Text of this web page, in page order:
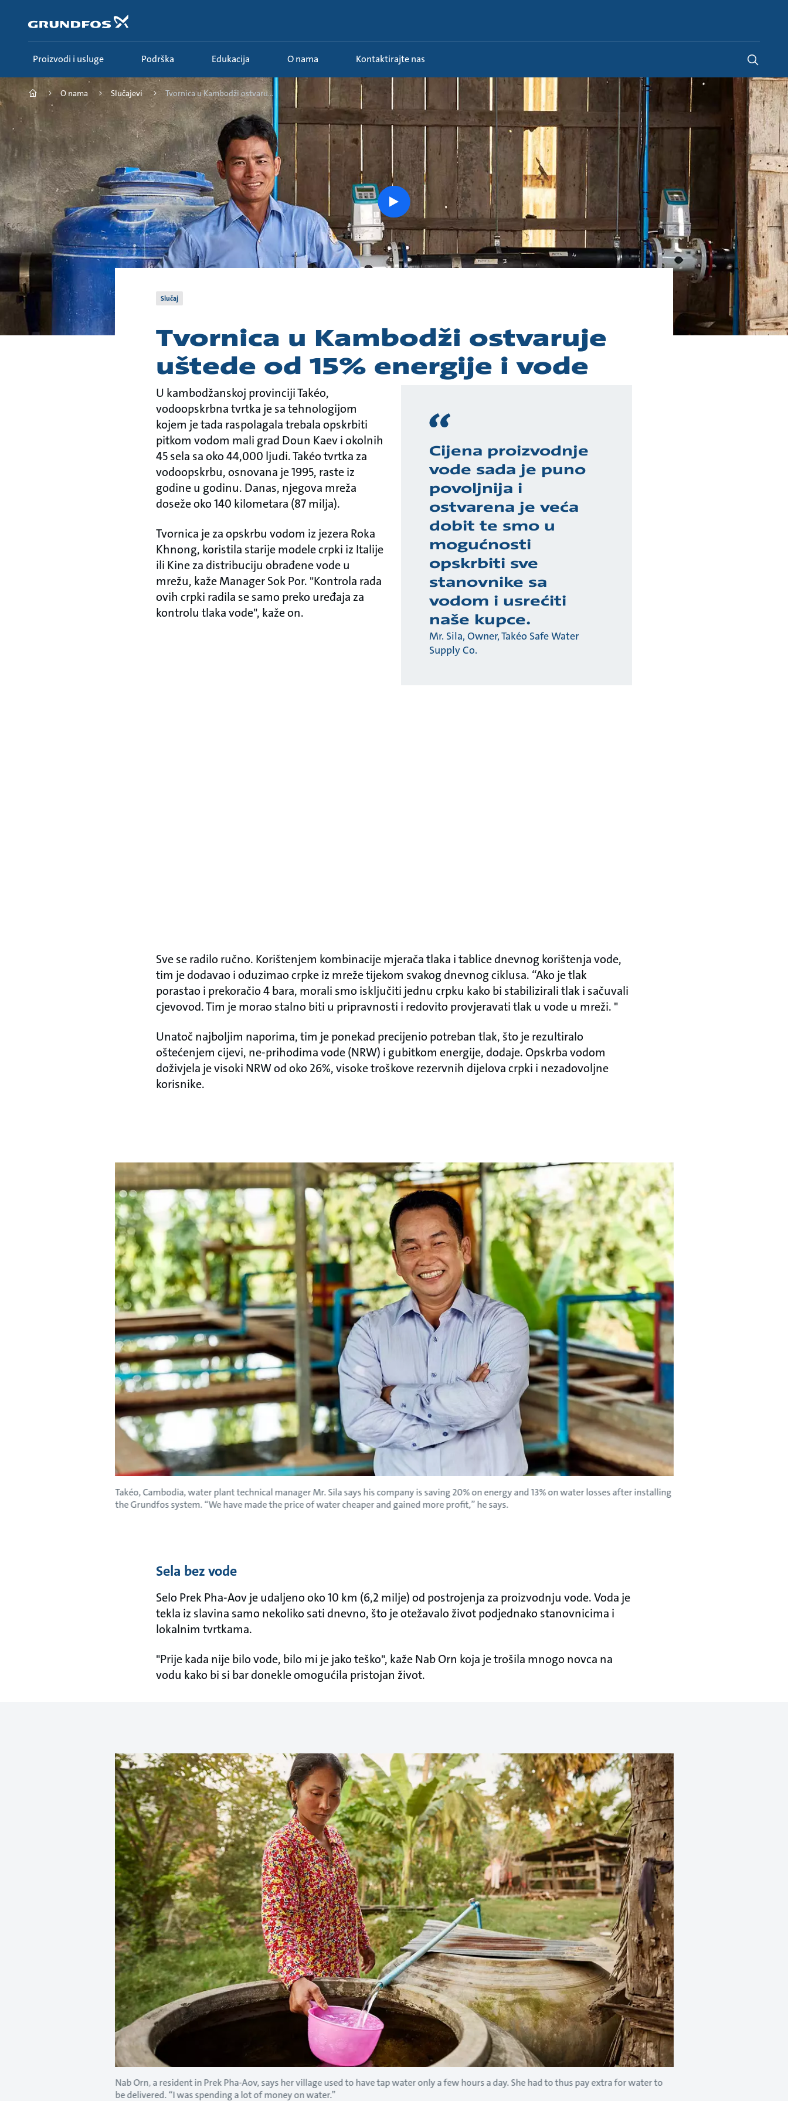
stranicu
Proizvodi i usluge Podrška Edukacija O nama Kontaktirajte nas
O nama Slučajevi Tvornica u Kambodži ostvaru...
Pogledajte
priču
Slučaj
Tvornica u Kambodži ostvaruje
uštede od 15% energije i vode
Cijena proizvodnje
vode sada je puno
povoljnija i
ostvarena je veća
dobit te smo u
mogućnosti
opskrbiti sve
stanovnike sa
vodom i usrećiti
naše kupce.
Mr. Sila, Owner, Takéo Safe Water
Supply Co.
U kambodžanskoj provinciji Takéo,
vodoopskrbna tvrtka je sa tehnologijom
kojem je tada raspolagala trebala opskrbiti
pitkom vodom mali grad Doun Kaev i okolnih
45 sela sa oko 44,000 ljudi. Takéo tvrtka za
vodoopskrbu, osnovana je 1995, raste iz
godine u godinu. Danas, njegova mreža
doseže oko 140 kilometara (87 milja).
Tvornica je za opskrbu vodom iz jezera Roka
Khnong, koristila starije modele crpki iz Italije
ili Kine za distribuciju obrađene vode u
mrežu, kaže Manager Sok Por. "Kontrola rada
ovih crpki radila se samo preko uređaja za
kontrolu tlaka vode", kaže on.
Sve se radilo ručno. Korištenjem kombinacije mjerača tlaka i tablice dnevnog korištenja vode,
tim je dodavao i oduzimao crpke iz mreže tijekom svakog dnevnog ciklusa. “Ako je tlak
porastao i prekoračio 4 bara, morali smo isključiti jednu crpku kako bi stabilizirali tlak i sačuvali
cjevovod. Tim je morao stalno biti u pripravnosti i redovito provjeravati tlak u vode u mreži. "
Unatoč najboljim naporima, tim je ponekad precijenio potreban tlak, što je rezultiralo
oštećenjem cijevi, ne-prihodima vode (NRW) i gubitkom energije, dodaje. Opskrba vodom
doživjela je visoki NRW od oko 26%, visoke troškove rezervnih dijelova crpki i nezadovoljne
korisnike.
Takéo, Cambodia, water plant technical manager Mr. Sila says his company is saving 20% on energy and 13% on water losses after installing
the Grundfos system. “We have made the price of water cheaper and gained more profit,” he says.
Sela bez vode
Selo Prek Pha-Aov je udaljeno oko 10 km (6,2 milje) od postrojenja za proizvodnju vode. Voda je
tekla iz slavina samo nekoliko sati dnevno, što je otežavalo život podjednako stanovnicima i
lokalnim tvrtkama.
"Prije kada nije bilo vode, bilo mi je jako teško", kaže Nab Orn koja je trošila mnogo novca na
vodu kako bi si bar donekle omogućila pristojan život.
Nab Orn, a resident in Prek Pha-Aov, says her village used to have tap water only a few hours a day. She had to thus pay extra for water to
be delivered. “I was spending a lot of money on water.”